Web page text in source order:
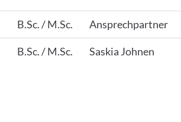
B.Sc. / M.Sc. Ansprechpartner
B.Sc. / M.Sc. Saskia Johnen